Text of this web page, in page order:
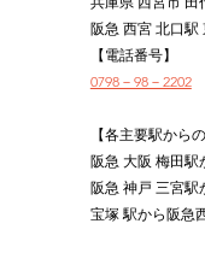
阪急 西宮 北口駅
【電話番号】
0798－98－2202
【各主要駅から
阪急 大阪 梅田駅
阪急 神戸 三宮駅
宝塚 駅から阪急